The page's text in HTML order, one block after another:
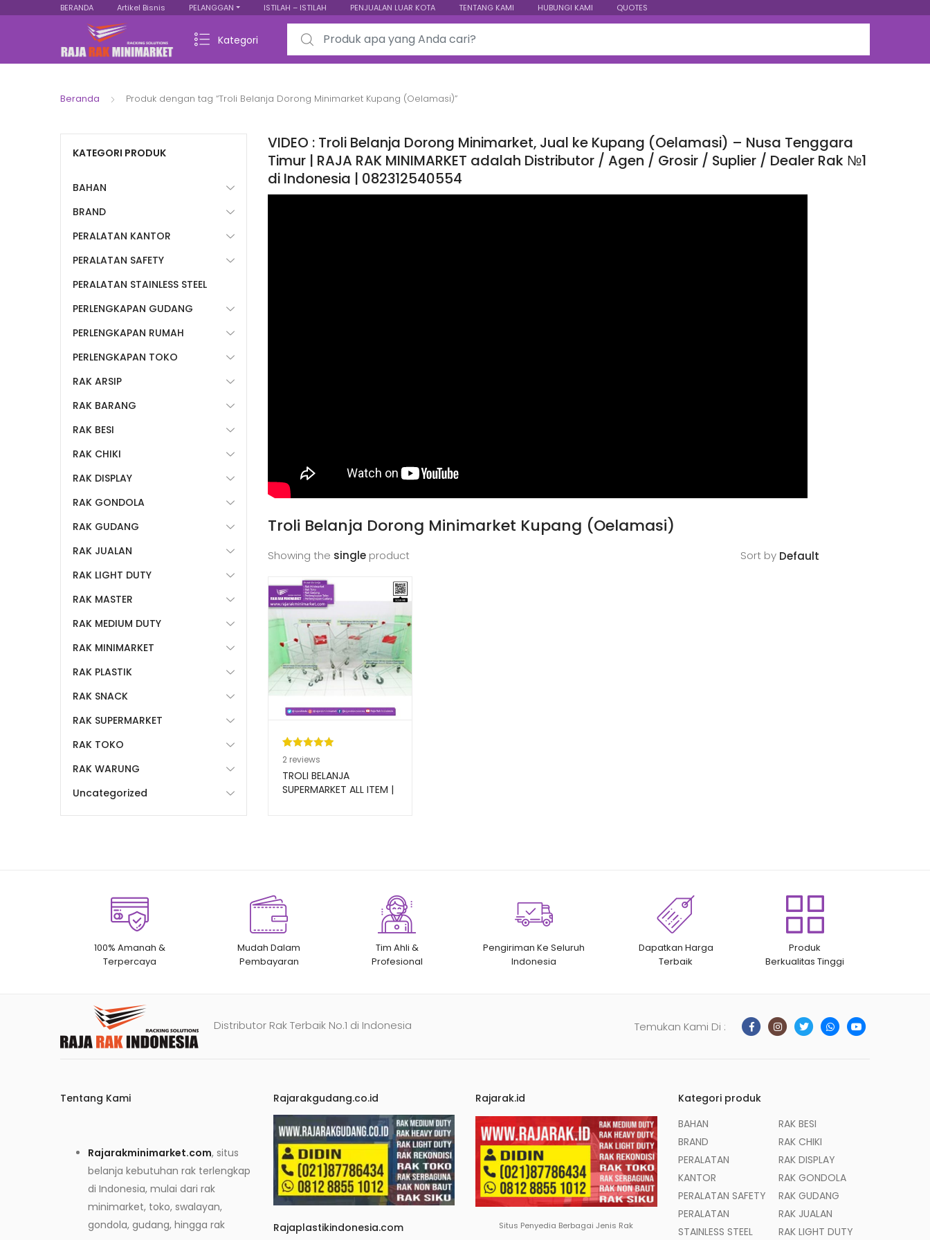
BERANDA Artikel Bisnis PELANGGAN ISTILAH – ISTILAH PENJUALAN LUAR KOTA TENTANG KAMI HUBUNGI KAMI QUOTES
Kategori
Search for:
Beranda Produk dengan tag “Troli Belanja Dorong Minimarket Kupang (Oelamasi)”
VIDEO : Troli Belanja Dorong Minimarket, Jual ke Kupang (Oelamasi) – Nusa Tenggara
Timur | RAJA RAK MINIMARKET adalah Distributor / Agen / Grosir / Suplier / Dealer Rak №1
di Indonesia | 082312540554
Troli Belanja Dorong Minimarket Kupang (Oelamasi)
Showing the single product Sort by
Peringkat
5.00dari 5
berdasarka
2
2 reviews
TROLI BELANJA
SUPERMARKET ALL ITEM |
KATEGORI PRODUK
BAHAN
BRAND
PERALATAN KANTOR
PERALATAN SAFETY
PERALATAN STAINLESS STEEL
PERLENGKAPAN GUDANG
PERLENGKAPAN RUMAH
PERLENGKAPAN TOKO
RAK ARSIP
RAK BARANG
RAK BESI
RAK CHIKI
RAK DISPLAY
RAK GONDOLA
RAK GUDANG
RAK JUALAN
RAK LIGHT DUTY
RAK MASTER
RAK MEDIUM DUTY
RAK MINIMARKET
RAK PLASTIK
RAK SNACK
RAK SUPERMARKET
RAK TOKO
RAK WARUNG
Uncategorized
100% Amanah &
Terpercaya
Mudah Dalam
Pembayaran
Tim Ahli &
Profesional
Pengiriman Ke Seluruh
Indonesia
Dapatkan Harga
Terbaik
Produk
Berkualitas Tinggi
Distributor Rak Terbaik No.1 di Indonesia Temukan Kami Di :
Tentang Kami
Rajarakminimarket.com, situs
belanja kebutuhan rak terlengkap
di Indonesia, mulai dari rak
minimarket, toko, swalayan,
gondola, gudang, hingga rak
Rajarakgudang.co.id
Rajaplastikindonesia.com
Rajarak.id
Situs Penyedia Berbagai Jenis Rak
Kategori produk
BAHAN
BRAND
PERALATAN
KANTOR
PERALATAN SAFETY
PERALATAN
STAINLESS STEEL
RAK BESI
RAK CHIKI
RAK DISPLAY
RAK GONDOLA
RAK GUDANG
RAK JUALAN
RAK LIGHT DUTY